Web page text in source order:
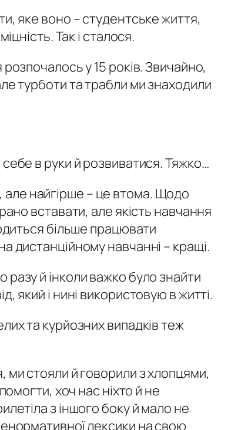
яке воно – студентське життя,
Так і сталося.
у 15 років. Звичайно,
турботи та трабли ми знаходили
в руки й розвиватися. Тяжко…
найгірше – це втома. Щодо
вставати, але якість навчання
більше працювати
дистанційному навчанні – кращі.
й інколи важко було знайти
який і нині використовую в житті.
та курйозних випадків теж
ми стояли й говорили з хлопцями,
хоч нас ніхто й не
з іншого боку й мало не
лексики на свою